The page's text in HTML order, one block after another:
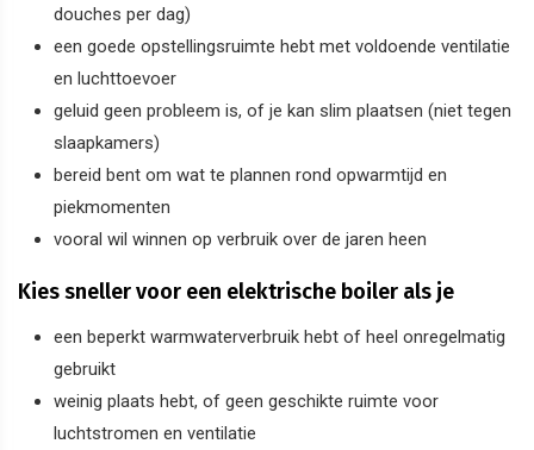
douches per dag)
een goede opstellingsruimte hebt met voldoende ventilatie
en luchttoevoer
geluid geen probleem is, of je kan slim plaatsen (niet tegen
slaapkamers)
bereid bent om wat te plannen rond opwarmtijd en
piekmomenten
vooral wil winnen op verbruik over de jaren heen
Kies sneller voor een elektrische boiler als je
een beperkt warmwaterverbruik hebt of heel onregelmatig
gebruikt
weinig plaats hebt, of geen geschikte ruimte voor
luchtstromen en ventilatie